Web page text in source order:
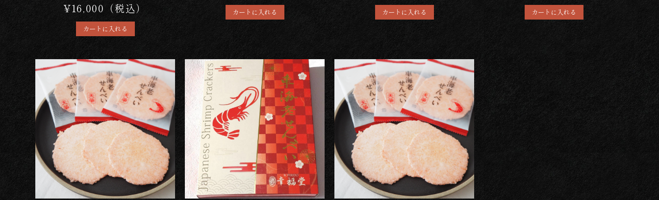
¥16,000（税込）
カートに入れる
カートに入れる カートに入れる カートに入れる